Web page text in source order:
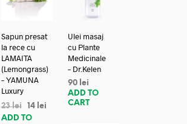
Sapun presat
la rece cu
LAMAITA
(Lemongrass)
– YAMUNA
Luxury
23lei 14 lei
ADD TO
Ulei masaj
cu Plante
Medicinale
– Dr.Kelen
90 lei
ADD TO
CART